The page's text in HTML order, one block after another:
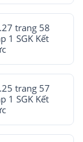
trang 58
1 SGK Kết
trang 57
1 SGK Kết